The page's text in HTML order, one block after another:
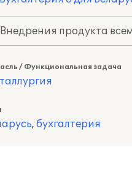
Внедрения продукта
/ Функциональная задача
, бухгалтерия